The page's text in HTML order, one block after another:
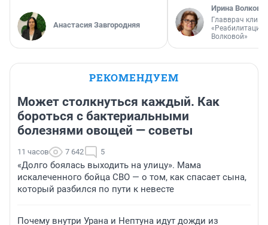
Анастасия Завгородняя
Ирина Волкова
Главврач
«Реабилитация
Волковой»
РЕКОМЕНДУЕМ
Может столкнуться каждый. Как
бороться с бактериальными
болезнями овощей — советы
11 часов 7 642 5
«Долго боялась выходить на улицу». Мама
искалеченного бойца СВО — о том, как спасает сына,
который разбился по пути к невесте
Почему внутри Урана и Нептуна идут дожди из